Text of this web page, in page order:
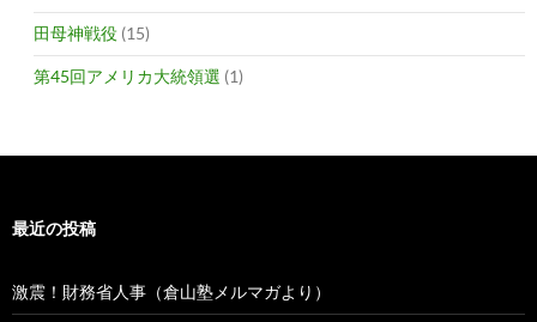
田母神戦役 (15)
第45回アメリカ大統領選 (1)
最近の投稿
激震！財務省人事（倉山塾メルマガより）